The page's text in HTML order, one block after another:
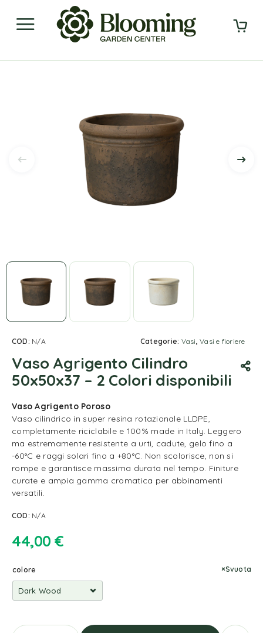
COD: N/A Categorie: Vasi,Vasi e fioriere
Vaso Agrigento Cilindro
50x50x37 – 2 Colori disponibili
Vaso Agrigento Poroso
Vaso cilindrico in super resina rotazionale LLDPE,
completamente riciclabile e 100% made in Italy. Leggero
ma estremamente resistente a urti, cadute, gelo fino a
-60°C e raggi solari fino a +80°C. Non scolorisce, non si
rompe e garantisce massima durata nel tempo. Finiture
curate e ampia gamma cromatica per abbinamenti
versatili.
COD: N/A
44,00 €
colore Svuota